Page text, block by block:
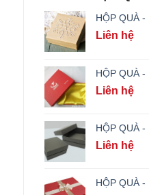
HỘP QUÀ -
Liên hệ
HỘP QUÀ -
Liên hệ
HỘP QUÀ -
Liên hệ
HỘP QUÀ -